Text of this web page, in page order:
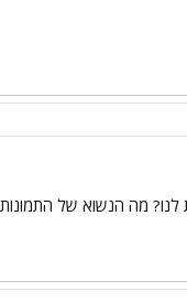
לנו? מה הנשוא של